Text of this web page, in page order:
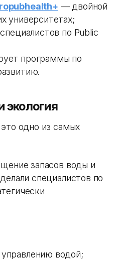
— двойной
университетах;
по Public
программы по
экология
одно из самых
запасов воды и
специалистов по
управлению водой;